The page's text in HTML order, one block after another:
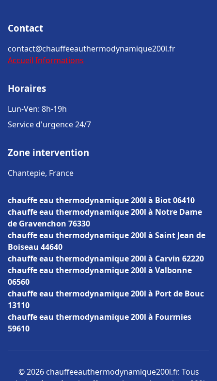
Contact
contact@chauffeeauthermodynamique200l.fr
Accueil Informations
Horaires
Lun-Ven: 8h-19h
Service d'urgence 24/7
Zone intervention
Chantepie, France
chauffe eau thermodynamique 200l à Biot 06410
chauffe eau thermodynamique 200l à Notre Dame
de Gravenchon 76330
chauffe eau thermodynamique 200l à Saint Jean de
Boiseau 44640
chauffe eau thermodynamique 200l à Carvin 62220
chauffe eau thermodynamique 200l à Valbonne
06560
chauffe eau thermodynamique 200l à Port de Bouc
13110
chauffe eau thermodynamique 200l à Fourmies
59610
© 2026 chauffeeauthermodynamique200l.fr. Tous